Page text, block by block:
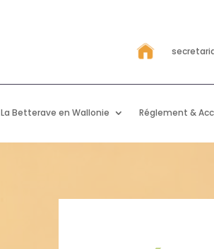
La Betterave en Wallonie Réglement &